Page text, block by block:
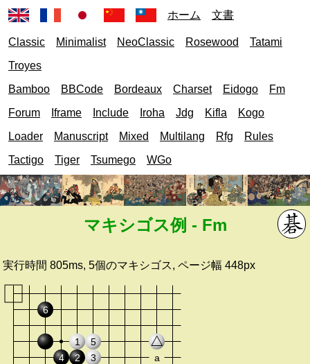
ホーム 文書
Classic Minimalist NeoClassic Rosewood
Tatami
Troyes
Bamboo
BBCode Bordeaux Charset Eidogo
Fm
Forum
Iframe Include Iroha Jdg Kifla
Kogo
Loader
Manuscript Mixed Multilang Rfg
Rules
Tactigo
Tiger Tsumego WGo
マキシゴス例 - Fm
実行時間805ms,5個のマキシゴス, ページ幅448px
6
4 2
1
5
3
a